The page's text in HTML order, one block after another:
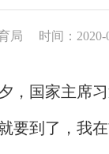
局 时间：2020-
国家主席习
到了，我在